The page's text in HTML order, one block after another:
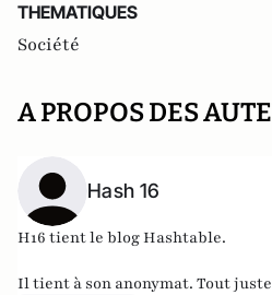
THEMATIQUES
Société
A PROPOS DES
Hash 16
H16 tient le blogHashtable.
Il tient à son anonymat. Tout